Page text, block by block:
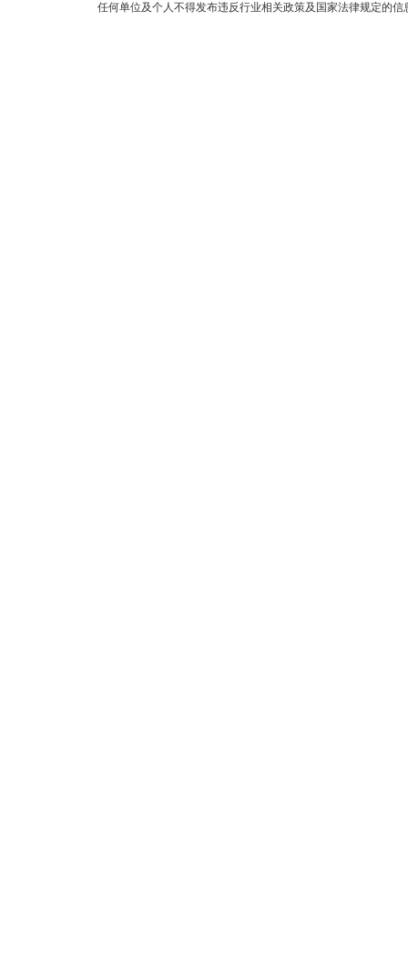
任何单位及个人不得发布违反行业相关政策及国家法律规定的